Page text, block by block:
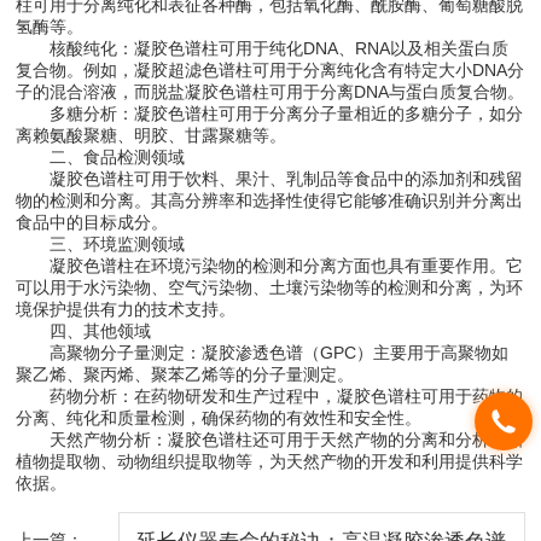
柱可用于分离纯化和表征各种酶，包括氧化酶、酰胺酶、葡萄糖酸脱
氢酶等。
核酸纯化：凝胶色谱柱可用于纯化DNA、RNA以及相关蛋白质
复合物。例如，凝胶超滤色谱柱可用于分离纯化含有特定大小DNA分
子的混合溶液，而脱盐凝胶色谱柱可用于分离DNA与蛋白质复合物。
多糖分析：凝胶色谱柱可用于分离分子量相近的多糖分子，如分
离赖氨酸聚糖、明胶、甘露聚糖等。
二、食品检测领域
凝胶色谱柱可用于饮料、果汁、乳制品等食品中的添加剂和残留
物的检测和分离。其高分辨率和选择性使得它能够准确识别并分离出
食品中的目标成分。
三、环境监测领域
凝胶色谱柱在环境污染物的检测和分离方面也具有重要作用。它
可以用于水污染物、空气污染物、土壤污染物等的检测和分离，为环
境保护提供有力的技术支持。
四、其他领域
高聚物分子量测定：凝胶渗透色谱（GPC）主要用于高聚物如
聚乙烯、聚丙烯、聚苯乙烯等的分子量测定。
药物分析：在药物研发和生产过程中，凝胶色谱柱可用于药物的
分离、纯化和质量检测，确保药物的有效性和安全性。
天然产物分析：凝胶色谱柱还可用于天然产物的分离和分析，如
植物提取物、动物组织提取物等，为天然产物的开发和利用提供科学
依据。